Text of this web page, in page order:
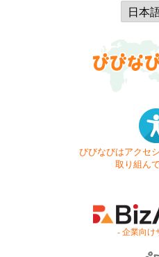
びびなびはアクセ
取り組ん
- 企業向け